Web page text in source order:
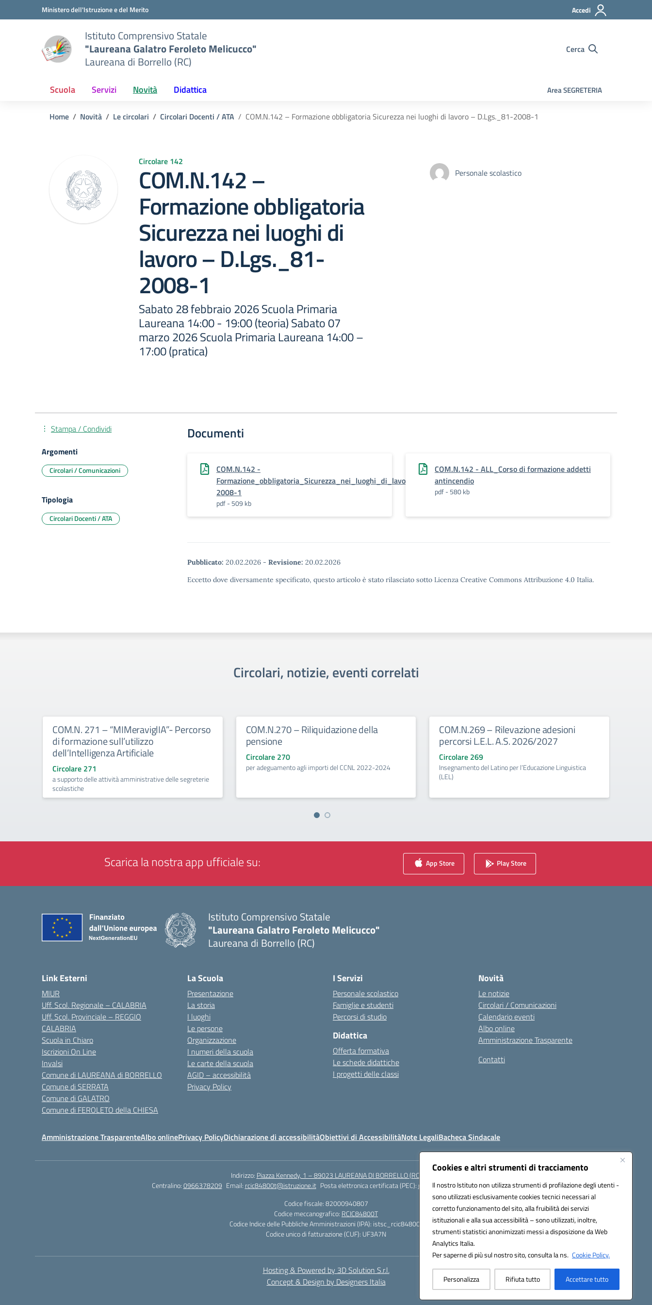
Cookies e altri strumenti di tracciamento
Il nostro Istituto non utilizza strumenti di profilazione degli utenti -
sono utilizzati esclusivamente cookies tecnici necessari al
corretto funzionamento del sito, alla fruibilità dei servizi
istituzionali e alla sua accessibilità – sono utilizzati, inoltre,
strumenti statistici anonimizzati messi a disposizione da Web
Analytics Italia.
Per saperne di più sul nostro sito, consulta la ns. Cookie Policy.
Personalizza Rifiuta tutto Accettare tutto
Vai ai contenuti
Vai al menu di navigazioneMinistero dell'Istruzione e del Merito Accedi
Istituto Comprensivo Statale
"Laureana Galatro Feroleto Melicucco"
Laureana di Borrello (RC)
Cerca
Scuola Servizi Novità Didattica Area SEGRETERIA
Home Novità Le circolari Circolari Docenti / ATA COM.N.142 – Formazione obbligatoria Sicurezza nei luoghi di lavoro – D.Lgs._81-2008-1
Circolare 142
COM.N.142 –
Formazione obbligatoria
Sicurezza nei luoghi di
lavoro – D.Lgs._81-
2008-1
Sabato 28 febbraio 2026 Scuola Primaria
Laureana 14:00 - 19:00 (teoria) Sabato 07
marzo 2026 Scuola Primaria Laureana 14:00 –
17:00 (pratica)
Personale scolastico
Documenti
COM.N.142 -
Formazione_obbligatoria_Sicurezza_nei_luoghi_di_lavoro_D.Lgs._81-
2008-1
pdf - 509 kb
COM.N.142 - ALL_Corso di formazione addetti
antincendio
pdf - 580 kb
Pubblicato: 20.02.2026 - Revisione: 20.02.2026
Eccetto dove diversamente specificato, questo articolo è stato rilasciato sotto Licenza Creative Commons Attribuzione 4.0 Italia.
Stampa / Condividi
Argomenti
Circolari / Comunicazioni
Tipologia
Circolari Docenti / ATA
Circolari, notizie, eventi correlati
COM.N. 271 – “MIMeraviglIA”- Percorso
di formazione sull’utilizzo
dell’Intelligenza Artificiale
Circolare 271
a supporto delle attività amministrative delle segreterie
scolastiche
COM.N.270 – Riliquidazione della
pensione
Circolare 270
per adeguamento agli importi del CCNL 2022-2024
COM.N.269 – Rilevazione adesioni
percorsi L.E.L. A.S. 2026/2027
Circolare 269
Insegnamento del Latino per l’Educazione Linguistica
(LEL)
Scarica la nostra app ufficiale su: App Store Play Store
Istituto Comprensivo Statale
"Laureana Galatro Feroleto Melicucco"
Laureana di Borrello (RC)
Link Esterni
MIUR
Uff. Scol. Regionale – CALABRIA
Uff. Scol. Provinciale – REGGIO
CALABRIA
Scuola in Chiaro
Iscrizioni On Line
Invalsi
Comune di LAUREANA di BORRELLO
Comune di SERRATA
Comune di GALATRO
Comune di FEROLETO della CHIESA
La Scuola
Presentazione
La storia
I luoghi
Le persone
Organizzazione
I numeri della scuola
Le carte della scuola
AGID – accessibilità
Privacy Policy
I Servizi
Personale scolastico
Famiglie e studenti
Percorsi di studio
Didattica
Offerta formativa
Le schede didattiche
I progetti delle classi
Novità
Le notizie
Circolari / Comunicazioni
Calendario eventi
Albo online
Amministrazione Trasparente
Contatti
Amministrazione TrasparenteAlbo onlinePrivacy PolicyDichiarazione di accessibilitàObiettivi di AccessibilitàNote LegaliBacheca Sindacale
Indirizzo: Piazza Kennedy, 1 – 89023 LAUREANA DI BORRELLO (RC)
Centralino:0966378209 Email: rcic84800t@istruzione.it Posta elettronica certificata (PEC): rcic84800t@pec.istruzione.it
Codice fiscale: 82000940807
Codice meccanografico: RCIC84800T
Codice Indice delle Pubbliche Amministrazioni (IPA): istsc_rcic84800t
Codice unico di fatturazione (CUF): UF3A7N
Hosting & Powered by 3D Solution S.r.l.
Concept & Design by Designers Italia